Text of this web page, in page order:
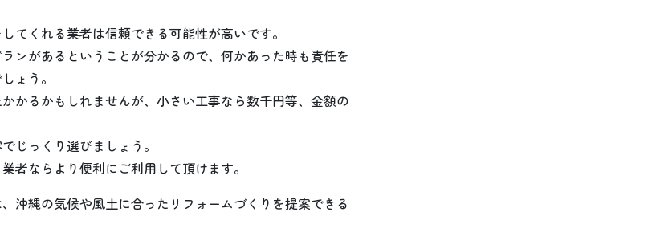
てくれる業者は信頼できる可能性が高いです。
ンがあるということが分かるので、何かあった時も責任を
ょう。
かるかもしれませんが、小さい工事なら数千円等、金額の
じっくり選びましょう。
者ならより便利にご利用して頂けます。
沖縄の気候や風土に合ったリフォームづくりを提案できる